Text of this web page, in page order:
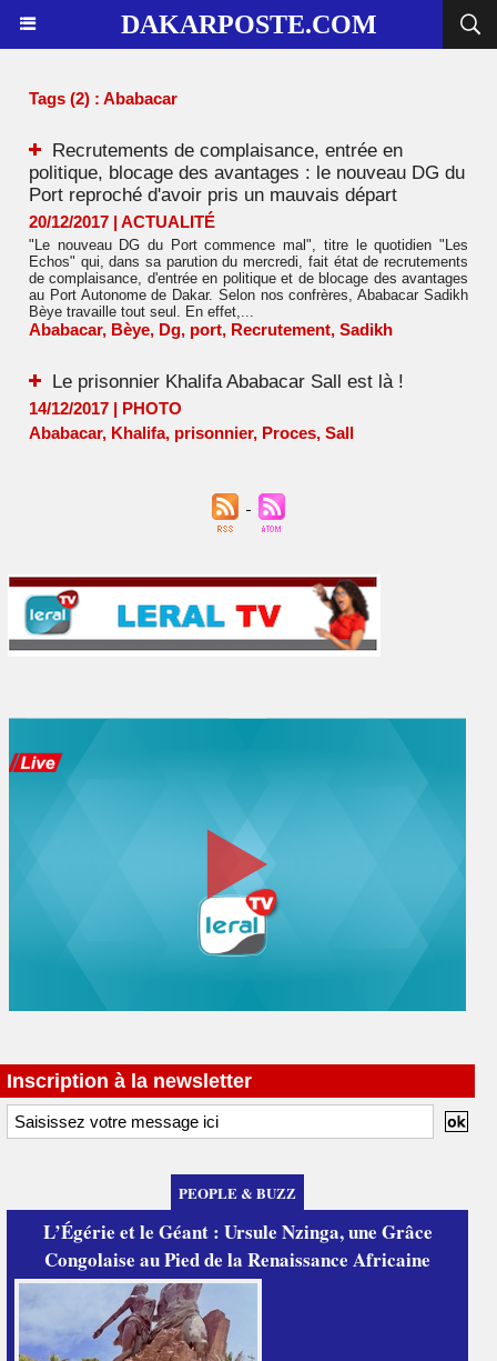
DAKARPOSTE.COM
Tags (2) : Ababacar
Recrutements de complaisance, entrée en
politique, blocage des avantages : le nouveau DG du
Port reproché d'avoir pris un mauvais départ
20/12/2017 | ACTUALITÉ
"Le nouveau DG du Port commence mal", titre le quotidien "Les
Echos" qui, dans sa parution du mercredi, fait état de recrutements
de complaisance, d'entrée en politique et de blocage des avantages
au Port Autonome de Dakar. Selon nos confrères, Ababacar Sadikh
Bèye travaille tout seul. En effet,...
Ababacar, Bèye, Dg, port, Recrutement, Sadikh
Le prisonnier Khalifa Ababacar Sall est là !
14/12/2017 | PHOTO
Ababacar, Khalifa, prisonnier, Proces, Sall
Inscription à la newsletter
PEOPLE & BUZZ
L’Égérie et le Géant : Ursule Nzinga, une Grâce
Congolaise au Pied de la Renaissance Africaine